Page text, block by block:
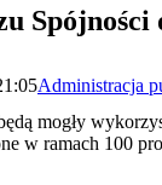
Administracja
mogły
w ramach 100